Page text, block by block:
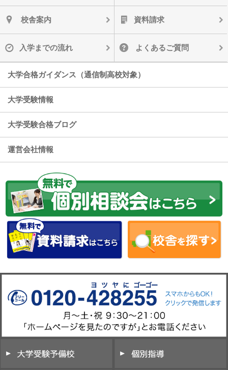
校舎案内 資料請求
入学までの流れ よくあるご質問
大学合格ガイダンス（通信制高校対象）
大学受験情報
大学受験合格ブログ
運営会社情報